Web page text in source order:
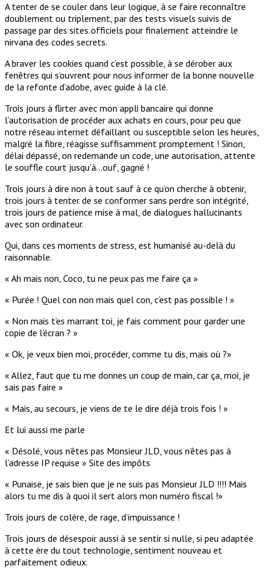
A tenter de se couler dans leur logique, à se faire reconnaître
doublement ou triplement, par des tests visuels suivis de
passage par des sites officiels pour finalement atteindre le
nirvana des codes secrets.
A braver les cookies quand c’est possible, à se dérober aux
fenêtres qui s’ouvrent pour nous informer de la bonne nouvelle
de la refonte d’adobe, avec guide à la clé.
Trois jours à flirter avec mon appli bancaire qui donne
l’autorisation de procéder aux achats en cours, pour peu que
notre réseau internet défaillant ou susceptible selon les heures,
malgré la fibre, réagisse suffisamment promptement ! Sinon,
délai dépassé, on redemande un code, une autorisation, attente
le souffle court jusqu’à…ouf, gagné !
Trois jours à dire non à tout sauf à ce qu’on cherche à obtenir,
trois jours à tenter de se conformer sans perdre son intégrité,
trois jours de patience mise à mal, de dialogues hallucinants
avec son ordinateur.
Qui, dans ces moments de stress, est humanisé au-delà du
raisonnable.
« Ah mais non, Coco, tu ne peux pas me faire ça »
« Purée ! Quel con non mais quel con, c’est pas possible ! »
« Non mais t’es marrant toi, je fais comment pour garder une
copie de l’écran ? »
« Ok, je veux bien moi, procéder, comme tu dis, mais où ?»
« Allez, faut que tu me donnes un coup de main, car ça, moi, je
sais pas faire »
« Mais, au secours, je viens de te le dire déjà trois fois ! »
Et lui aussi me parle
« Désolé, vous n’êtes pas Monsieur JLD, vous n’êtes pas à
l’adresse IP requise » Site des impôts
« Punaise, je sais bien que je ne suis pas Monsieur JLD !!!! Mais
alors tu me dis à quoi il sert alors mon numéro fiscal !»
Trois jours de colère, de rage, d’impuissance !
Trois jours de désespoir aussi à se sentir si nulle, si peu adaptée
à cette ère du tout technologie, sentiment nouveau et
parfaitement odieux.